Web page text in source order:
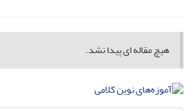
هیچ مقاله ای پیدا نشد.